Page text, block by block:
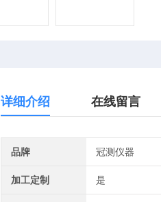
详细介绍 在线留言
品牌 冠测仪器
加工定制 是